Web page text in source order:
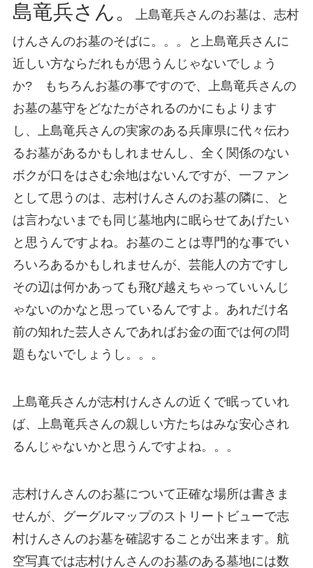
島竜兵さん。
上島竜兵さんのお墓は、志村
けんさんのお墓のそばに。。。と上島竜兵さんに
近しい方ならだれもが思うんじゃないでしょう
か? もちろんお墓の事ですので、上島竜兵さんの
お墓の墓守をどなたがされるのかにもよります
し、上島竜兵さんの実家のある兵庫県に代々伝わ
るお墓があるかもしれませんし、全く関係のない
ボクが口をはさむ余地はないんですが、一ファン
として思うのは、志村けんさんのお墓の隣に、と
は言わないまでも同じ墓地内に眠らせてあげたい
と思うんですよね。お墓のことは専門的な事でい
ろいろあるかもしれませんが、芸能人の方ですし
その辺は何かあっても飛び越えちゃっていいんじ
ゃないのかなと思っているんですよ。あれだけ名
前の知れた芸人さんであればお金の面では何の問
題もないでしょうし。。。
上島竜兵さんが志村けんさんの近くで眠っていれ
ば、上島竜兵さんの親しい方たちはみな安心され
るんじゃないかと思うんですよね。。。
志村けんさんのお墓について正確な場所は書きま
せんが、グーグルマップのストリートビューで志
村けんさんのお墓を確認することが出来ます。航
空写真では志村けんさんのお墓のある墓地には数